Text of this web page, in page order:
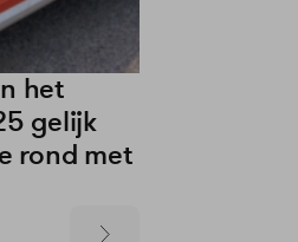
het
gelijk
rond met